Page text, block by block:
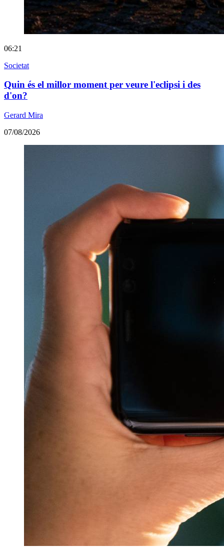
06:21
Societat
Quin és el millor moment per veure l'eclipsi i des
d'on?
Gerard Mira
07/08/2026